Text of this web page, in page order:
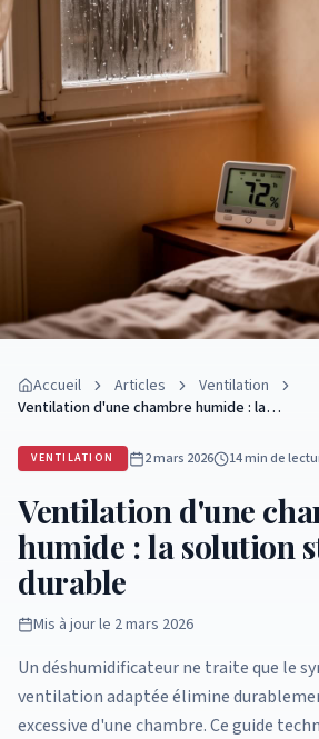
Accueil Articles
Ventilation
Ventilation d'une chambre humide : la…
VENTILATION 2 mars 2026 14 minde
Ventilation d'une
humide : la solution
durable
Mis à jour le 2 mars 2026
Un déshumidificateur ne traite que le
ventilation adaptée élimine
excessive d'une chambre. Ce guide